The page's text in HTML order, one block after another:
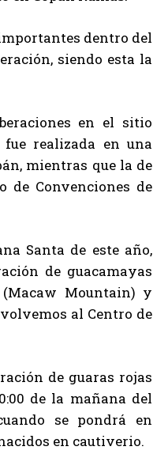
dentro del
siendo esta la
en el sitio
realizada en una
mientras que la de
de Convenciones de
Santa de este año,
de guacamayas
Mountain) y
al Centro de
de guaras rojas
de la mañana del
se pondrá en
en cautiverio.